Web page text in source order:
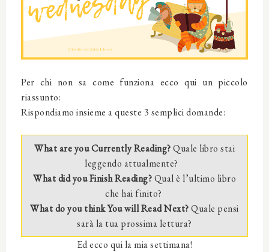
Per chi non sa come funziona ecco qui un piccolo
riassunto:
Rispondiamo insieme a queste 3 semplici domande:
What are you Currently Reading?Quale libro stai
leggendo attualmente?
What did you Finish Reading?Qual è l’ultimo libro
che hai finito?
What do you think You will Read Next?Quale pensi
sarà la tua prossima lettura?
Ed ecco qui la mia settimana!